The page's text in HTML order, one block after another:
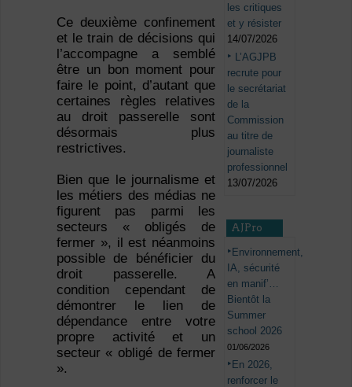
Ce deuxième confinement
et le train de décisions qui
l’accompagne a semblé
être un bon moment pour
faire le point, d’autant que
certaines règles relatives
au droit passerelle sont
désormais plus
restrictives.
Bien que le journalisme et
les métiers des médias ne
figurent pas parmi les
secteurs « obligés de
fermer », il est néanmoins
possible de bénéficier du
droit passerelle. A
condition cependant de
démontrer le lien de
dépendance entre votre
propre activité et un
secteur « obligé de fermer
».
les critiques
et y résister
14/07/2026
L’AGJPB
recrute pour
le secrétariat
de la
Commission
au titre de
journaliste
professionnel
13/07/2026
AJPro
Environnement,
IA, sécurité
en manif’…
Bientôt la
Summer
school 2026
01/06/2026
En 2026,
renforcer le